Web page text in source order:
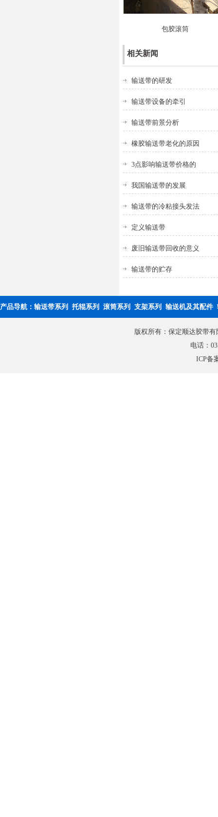
包胶滚筒
相关新闻
输送带的研发
输送带设备的牵引
输送带前景分析
橡胶输送带老化的原因
3点影响输送带价格的
我国输送带的发展
输送带的冷粘接头发法
定义输送带
废旧输送带回收的意义
输送带的贮存
产品导航： 输送带系列 托辊系列 滚筒系列 支架系列 输送机及其配件
版权所有：保定顺达胶带
电话：
ICP备